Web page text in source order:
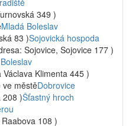
349 )
Mladá Boleslav
83 )Sojovická hospoda
Sojovice, Sojovice 177 )
Klimenta 445 )
ve městěDobrovice
208 )Šťastný hroch
108 )